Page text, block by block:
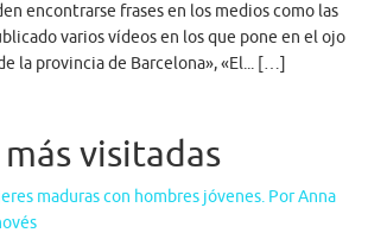
encontrarse frases en los medios como las
varios vídeos en los que pone en el ojo
la provincia de Barcelona», «El... […]
visitadas
maduras con hombres jóvenes. Por Anna